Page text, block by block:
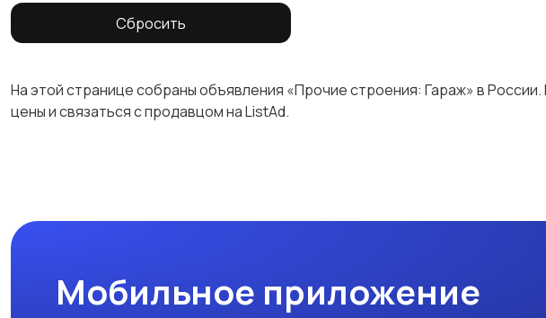
Сбросить
На этой странице собраны объявления «Прочие строения: Гараж» в
цены и связаться с продавцом на ListAd.
Мобильное приложение